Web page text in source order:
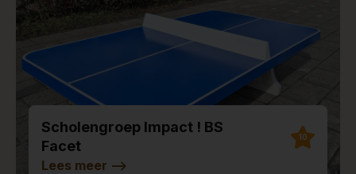
Scholengroep Impact ! BS
Facet
10
Lees meer -->